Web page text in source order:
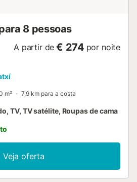
8 pessoas
A partir de € 274 por noite
m² 7,9 km para a costa
TV, TV satélite, Roupas de cama
Veja oferta